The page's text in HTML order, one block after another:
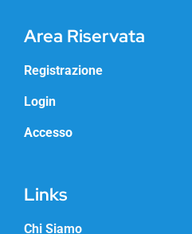
Area Riservata
Registrazione
Login
Accesso
Links
Chi Siamo